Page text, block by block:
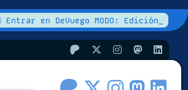
Entrar en DeVuego MODO: Edición_